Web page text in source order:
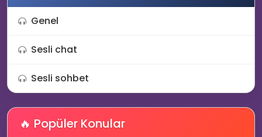
Genel
Sesli chat
Sesli sohbet
🔥 Popüler Konular